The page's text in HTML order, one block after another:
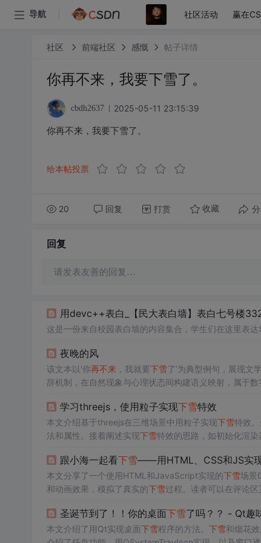
导航 社区活动 赢在
社区 前端社区 感慨 帖子详情
你再不来，我要下雪了。
cbdh2637 2025-05-11 23:15:39
你再不来，我要下雪了。
给本帖投票
20 回复 打赏 收藏
回复
请发表友善的回复…
用devc++表白_【民大表白墙】表白七号楼
这是一份来自校园表白墙的内容集合，学生们在这里表
夜晚的风
该文本以‘你再不来 ，我就要下雪了’为典型例句，展现文
辞机制，在自然现象与心理状态间构建语义映射，属于
学习threejs，使用粒子实现下雪特效
本文介绍基于threejs在三维场景中用粒子实现下雪特效
法和属性。接着阐述实现下雪特效的思路，如初始化渲染
跟小海一起看下雪——用HTML、CSS和JS实
本文分享了一个使用HTML和JavaScript实现的下雪场景
和动画效果，模拟了真实的下雪过程。读者可以在评论区
圣诞节到了！！你的桌面下雪了吗？？ - Qt趣
本文介绍了用Qt实现桌面下雪程序的方法。 下雪和烟花效